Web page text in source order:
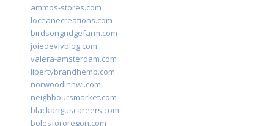
ammos-stores.com
loceanecreations.com
birdsongridgefarm.com
joiedevivblog.com
valera-amsterdam.com
libertybrandhemp.com
norwoodinnwi.com
neighboursmarket.com
blackanguscareers.com
bolesfororegon.com